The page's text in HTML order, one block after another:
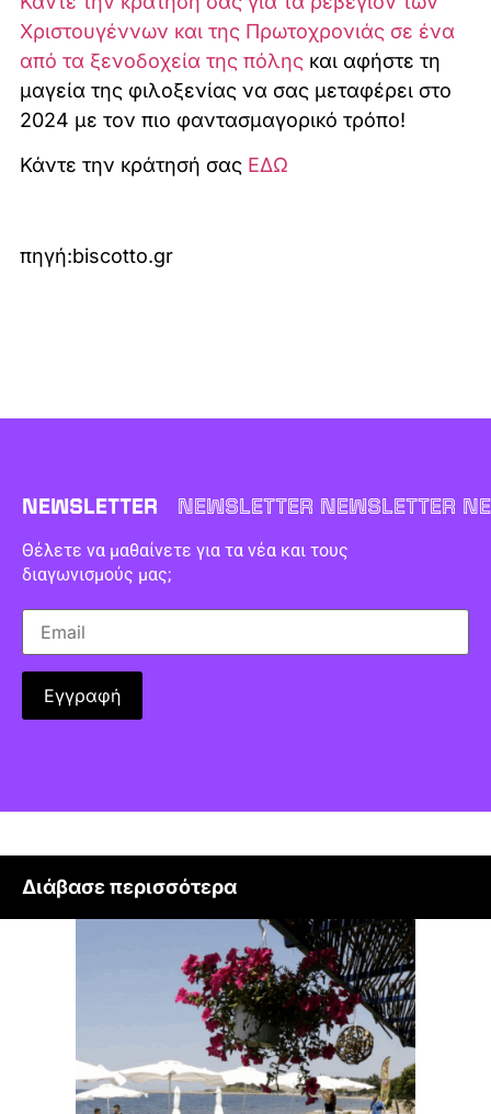
Χριστουγέννων και της Πρωτοχρονιάς σε ένα
από τα ξενοδοχεία της πόληςκαι αφήστε τη
μαγεία της φιλοξενίας να σας μεταφέρει στο
2024 με τον πιο φαντασμαγορικό τρόπο!
Κάντε την κράτησή σας ΕΔΩ
πηγή:biscotto.gr
NEWSLETTER NEWSLETTER NEWSLETTER
Θέλετε να μαθαίνετε για τα νέα και τους
διαγωνισμούς μας;
Διάβασε περισσότερα